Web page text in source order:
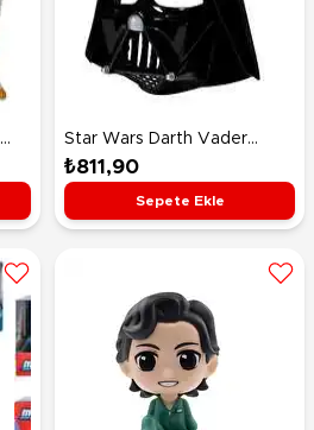
Star Wars Darth Vader
Maskesi G0756
₺811,90
Sepete Ekle